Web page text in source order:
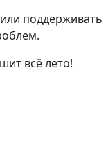
поддерживать
всё лето!